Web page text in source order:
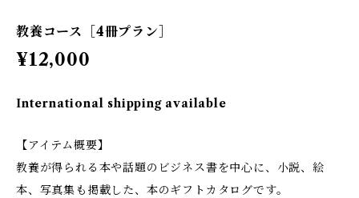
教養コース［4冊プラン］
¥12,000
International shipping available
【アイテム概要】
教養が得られる本や話題のビジネス書を中心に、小説、絵
本、写真集も掲載した、本のギフトカタログです。